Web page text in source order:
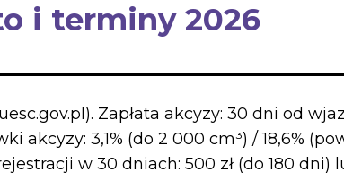
i terminy 2026
Zapłata akcyzy: 30 dni od
akcyzy: 3,1% (do 2 000 cm³) / 18,6%
w 30 dniach: 500 zł (do 180 dni)